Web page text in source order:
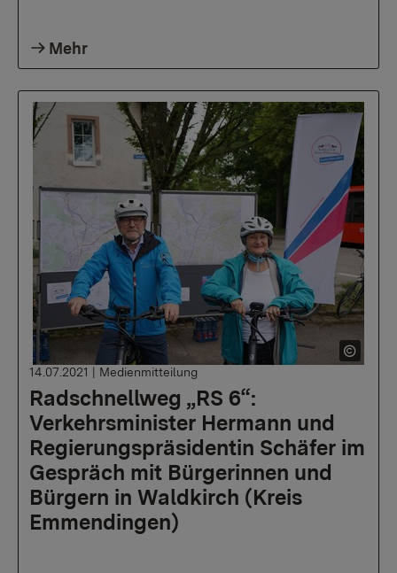
Mehr
Radschnellweg „RS 6“:
Verkehrsminister Hermann und
Regierungspräsidentin Schäfer im
Gespräch mit Bürgerinnen und
Bürgern in Waldkirch (Kreis
Emmendingen)
14.07.2021 | Medienmitteilung